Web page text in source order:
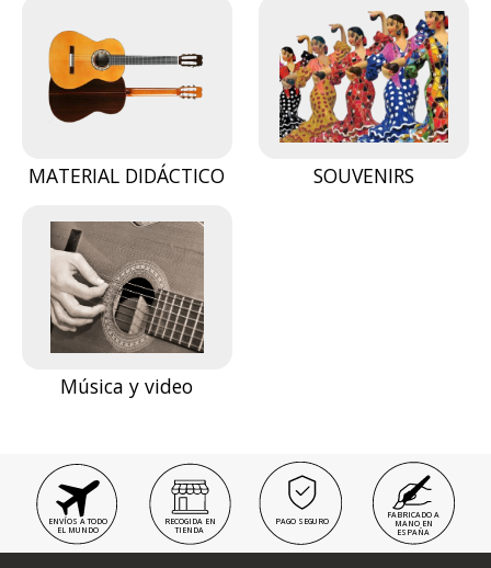
MATERIAL DIDÁCTICO SOUVENIRS
Música y video
ENVÍOS A TODO
EL MUNDO
RECOGIDA EN
TIENDA
PAGO SEGURO
FABRICADO A
MANO EN
ESPAÑA